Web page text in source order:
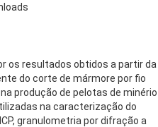
os resultados obtidos a partir da
do corte de mármore por fio
produção de pelotas de minério
na caracterização do
granulometria por difração a